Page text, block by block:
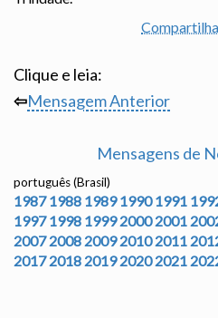
Clique e leia:
⇦Mensagem Anterior
Mensagens de
português (Brasil)
1987 1988 1989 1990 1991
1997 1998 1999 2000 2001
2007 2008 2009 2010 2011
2017 2018 2019 2020 2021